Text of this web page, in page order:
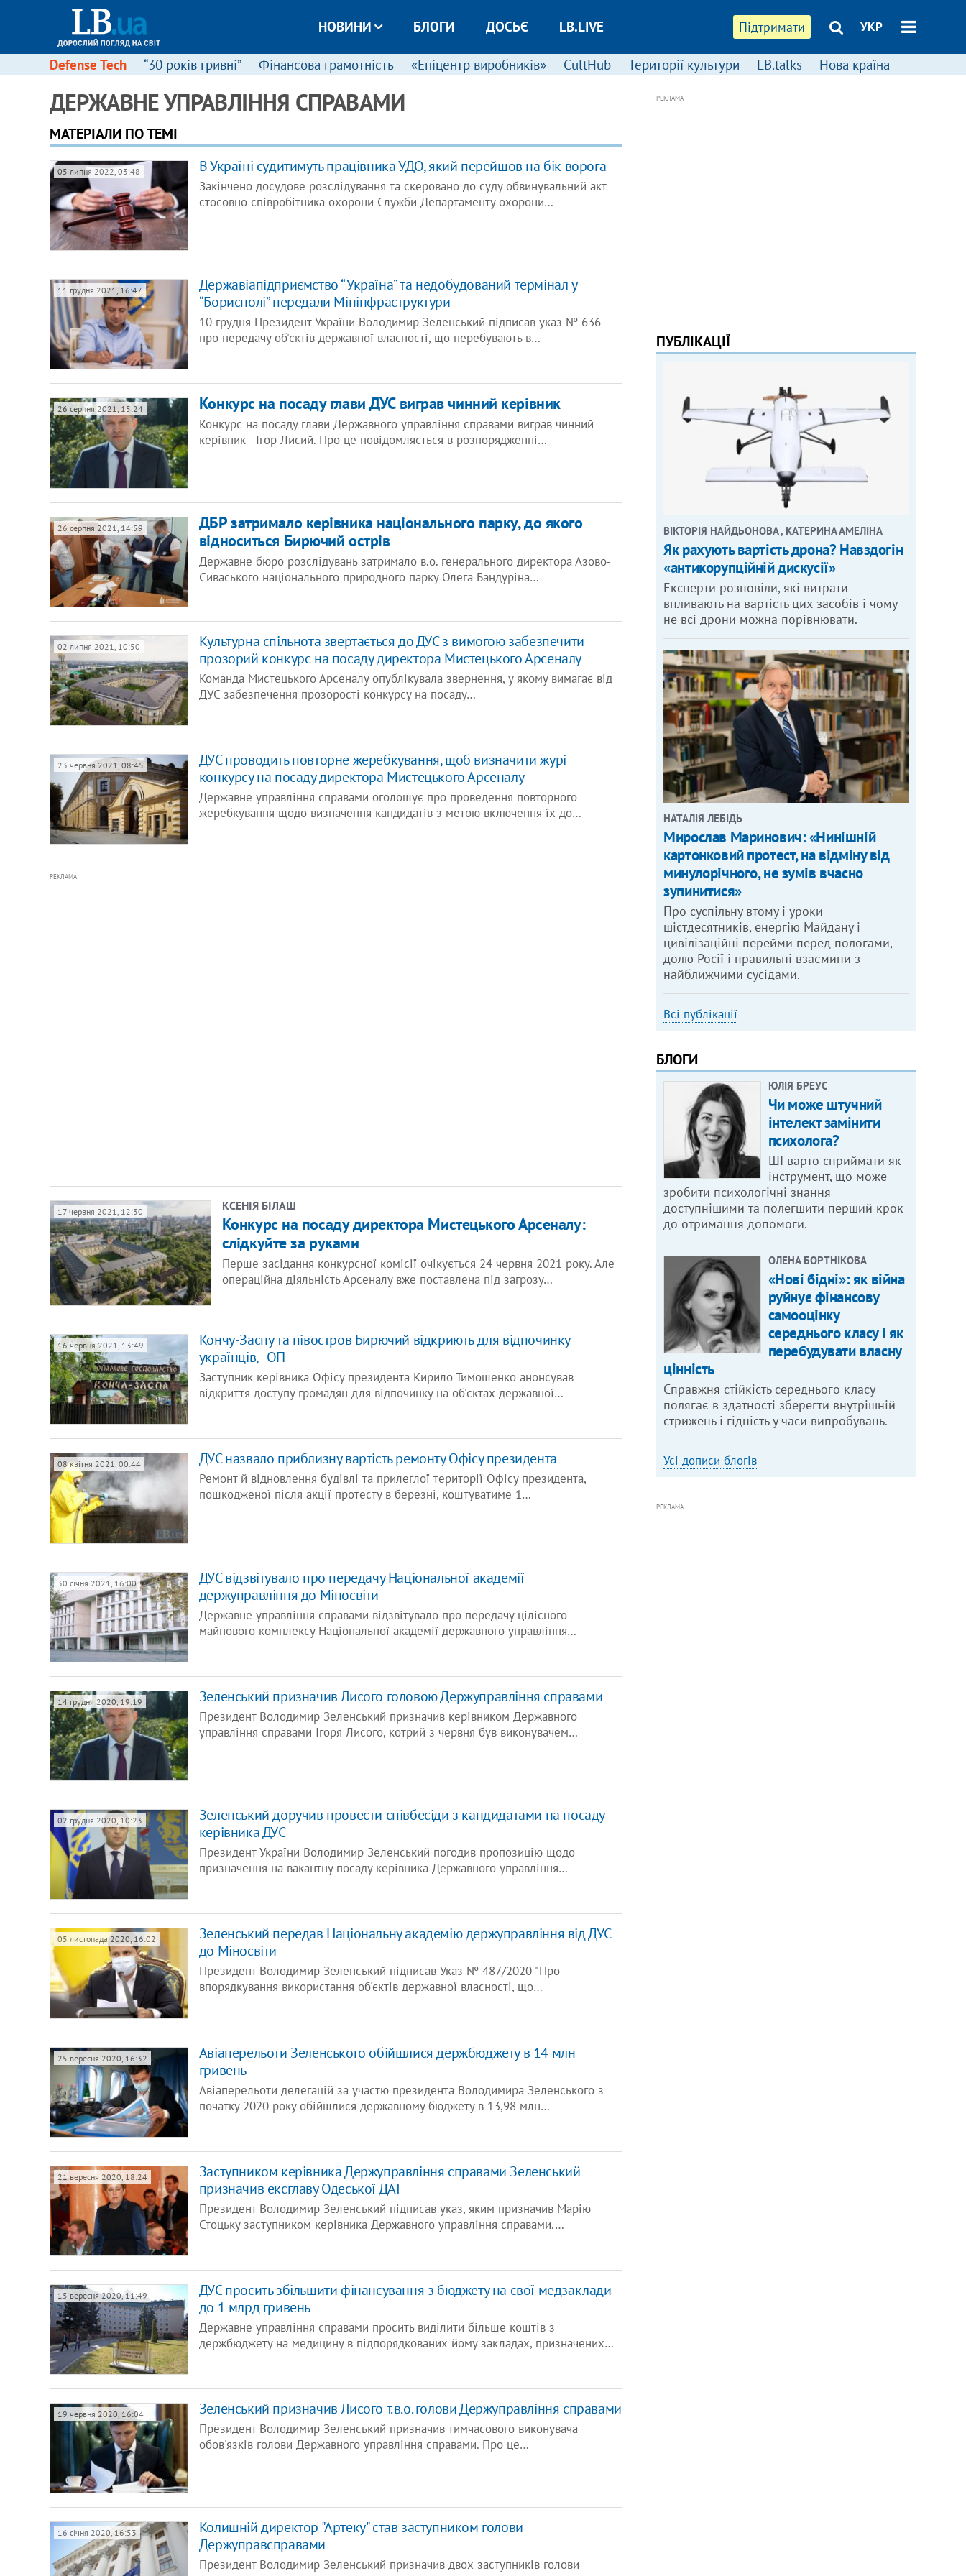
Підтримати УКР
НОВИНИ БЛОГИ ДОСЬЄ LB.LIVE
Defense Tech “30 років гривні” Фінансова грамотність «Епіцентр виробників» CultHub Території культури LB.talks Нова країна
ДЕРЖАВНЕ УПРАВЛІННЯ СПРАВАМИ
МАТЕРІАЛИ ПО ТЕМІ
05 липня 2022, 03:48 В Україні судитимуть працівника УДО, який перейшов на бік ворога
Закінчено досудове розслідування та скеровано до суду обвинувальний акт
стосовно співробітника охорони Служби Департаменту охорони…
11 грудня 2021, 16:47
Державіапідприємство “Україна” та недобудований термінал у
“Борисполі” передали Мінінфраструктури
10 грудня Президент України Володимир Зеленський підписав указ № 636
про передачу об'єктів державної власності, що перебувають в…
26 серпня 2021, 15:24 Конкурс на посаду глави ДУС виграв чинний керівник
Конкурс на посаду глави Державного управління справами виграв чинний
керівник - Ігор Лисий. Про це повідомляється в розпорядженні…
26 серпня 2021, 14:59
ДБР затримало керівника національного парку, до якого
відноситься Бирючий острів
Державне бюро розслідувань затримало в.о. генерального директора Азово-
Сиваського національного природного парку Олега Бандуріна…
02 липня 2021, 10:50
Культурна спільнота звертається до ДУС з вимогою забезпечити
прозорий конкурс на посаду директора Мистецького Арсеналу
Команда Мистецького Арсеналу опублікувала звернення, у якому вимагає від
ДУС забезпечення прозорості конкурсу на посаду…
23 червня 2021, 08:45
ДУС проводить повторне жеребкування, щоб визначити журі
конкурсу на посаду директора Мистецького Арсеналу
Державне управління справами оголошує про проведення повторного
жеребкування щодо визначення кандидатів з метою включення їх до…
РЕКЛАМА
17 червня 2021, 12:30 КСЕНІЯ БІЛАШ
Конкурс на посаду директора Мистецького Арсеналу:
слідкуйте за руками
Перше засідання конкурсної комісії очікується 24 червня 2021 року. Але
операційна діяльність Арсеналу вже поставлена під загрозу…
16 червня 2021, 13:49
Кончу-Заспу та півостров Бирючий відкриють для відпочинку
українців, - ОП
Заступник керівника Офісу президента Кирило Тимошенко анонсував
відкриття доступу громадян для відпочинку на об'єктах державної…
08 квітня 2021, 00:44 ДУС назвало приблизну вартість ремонту Офісу президента
Ремонт й відновлення будівлі та прилеглої території Офісу президента,
пошкодженої після акції протесту в березні, коштуватиме 1…
30 січня 2021, 16:00
ДУС відзвітувало про передачу Національної академії
держуправління до Міносвіти
Державне управління справами відзвітувало про передачу цілісного
майнового комплексу Національної академії державного управління…
14 грудня 2020, 19:19 Зеленський призначив Лисого головою Держуправління справами
Президент Володимир Зеленський призначив керівником Державного
управління справами Ігоря Лисого, котрий з червня був виконувачем…
02 грудня 2020, 10:23
Зеленський доручив провести співбесіди з кандидатами на посаду
керівника ДУС
Президент України Володимир Зеленський погодив пропозицію щодо
призначення на вакантну посаду керівника Державного управління…
05 листопада 2020, 16:02
Зеленський передав Національну академію держуправління від ДУС
до Міносвіти
Президент Володимир Зеленський підписав Указ № 487/2020 "Про
впорядкування використання об'єктів державної власності, що…
25 вересня 2020, 16:32
Авіаперельоти Зеленського обійшлися держбюджету в 14 млн
гривень
Авіаперельоти делегацій за участю президента Володимира Зеленського з
початку 2020 року обійшлися державному бюджету в 13,98 млн…
21 вересня 2020, 18:24
Заступником керівника Держуправління справами Зеленський
призначив ексглаву Одеської ДАІ
Президент Володимир Зеленський підписав указ, яким призначив Марію
Стоцьку заступником керівника Державного управління справами.…
15 вересня 2020, 11:49
ДУС просить збільшити фінансування з бюджету на свої медзаклади
до 1 млрд гривень
Державне управління справами просить виділити більше коштів з
держбюджету на медицину в підпорядкованих йому закладах, призначених…
19 червня 2020, 16:04 Зеленський призначив Лисого т.в.о. голови Держуправління справами
Президент Володимир Зеленський призначив тимчасового виконувача
обов'язків голови Державного управління справами. Про це…
16 січня 2020, 16:53
Колишній директор "Артеку" став заступником голови
Держуправсправами
Президент Володимир Зеленський призначив двох заступників голови
РЕКЛАМА
ПУБЛІКАЦІЇ
ВІКТОРІЯ НАЙДЬОНОВА , КАТЕРИНА АМЕЛІНА
Як рахують вартість дрона? Навздогін
«антикорупційній дискусії»
Експерти розповіли, які витрати
впливають на вартість цих засобів і чому
не всі дрони можна порівнювати.
НАТАЛІЯ ЛЕБІДЬ
Мирослав Маринович: «Нинішній
картонковий протест, на відміну від
минулорічного, не зумів вчасно
зупинитися»
Про суспільну втому і уроки
шістдесятників, енергію Майдану і
цивілізаційні перейми перед пологами,
долю Росії і правильні взаємини з
найближчими сусідами.
Всі публікації
БЛОГИ
ЮЛІЯ БРЕУС
Чи може штучний
інтелект замінити
психолога?
ШІ варто сприймати як
інструмент, що може
зробити психологічні знання
доступнішими та полегшити перший крок
до отримання допомоги.
ОЛЕНА БОРТНІКОВА
«Нові бідні»: як війна
руйнує фінансову
самооцінку
середнього класу і як
перебудувати власну
цінність
Справжня стійкість середнього класу
полягає в здатності зберегти внутрішній
стрижень і гідність у часи випробувань.
Усі дописи блогів
РЕКЛАМА